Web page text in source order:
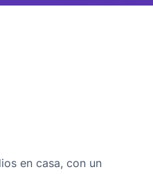
en casa, con un